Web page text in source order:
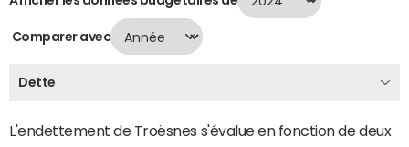
Comparer avec
Dette
L'endettement de Troësnes s'évalue en fonction de deux